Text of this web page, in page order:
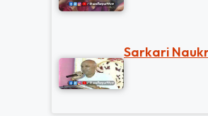
Sarkari Naukri: